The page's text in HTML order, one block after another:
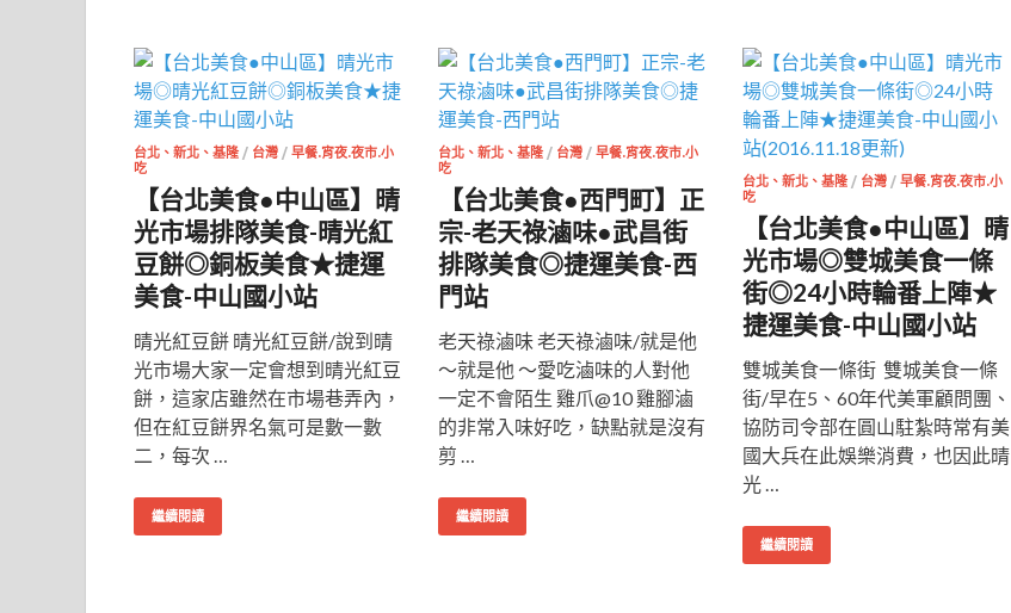
台北、新北、基隆 / 台灣 / 早餐.宵夜.夜市.小
吃
【台北美食●中山區】晴
光市場排隊美食-晴光紅
豆餅◎銅板美食★捷運
美食-中山國小站
晴光紅豆餅 晴光紅豆餅/說到晴
光市場大家一定會想到晴光紅豆
餅，這家店雖然在市場巷弄內，
但在紅豆餅界名氣可是數一數
二，每次 …
繼續閱讀
台北、新北、基隆 / 台灣 / 早餐.宵夜.夜市.小
吃
【台北美食●西門町】正
宗-老天祿滷味●武昌街
排隊美食◎捷運美食-西
門站
老天祿滷味 老天祿滷味/就是他
～就是他 ～愛吃滷味的人對他
一定不會陌生 雞爪@10 雞腳滷
的非常入味好吃，缺點就是沒有
剪 …
繼續閱讀
台北、新北、基隆 / 台灣 / 早餐.宵夜.夜市.小
吃
【台北美食●中山區】晴
光市場◎雙城美食一條
街◎24小時輪番上陣★
捷運美食-中山國小站
雙城美食一條街 雙城美食一條
街/早在5、60年代美軍顧問團、
協防司令部在圓山駐紮時常有美
國大兵在此娛樂消費，也因此晴
光 …
繼續閱讀